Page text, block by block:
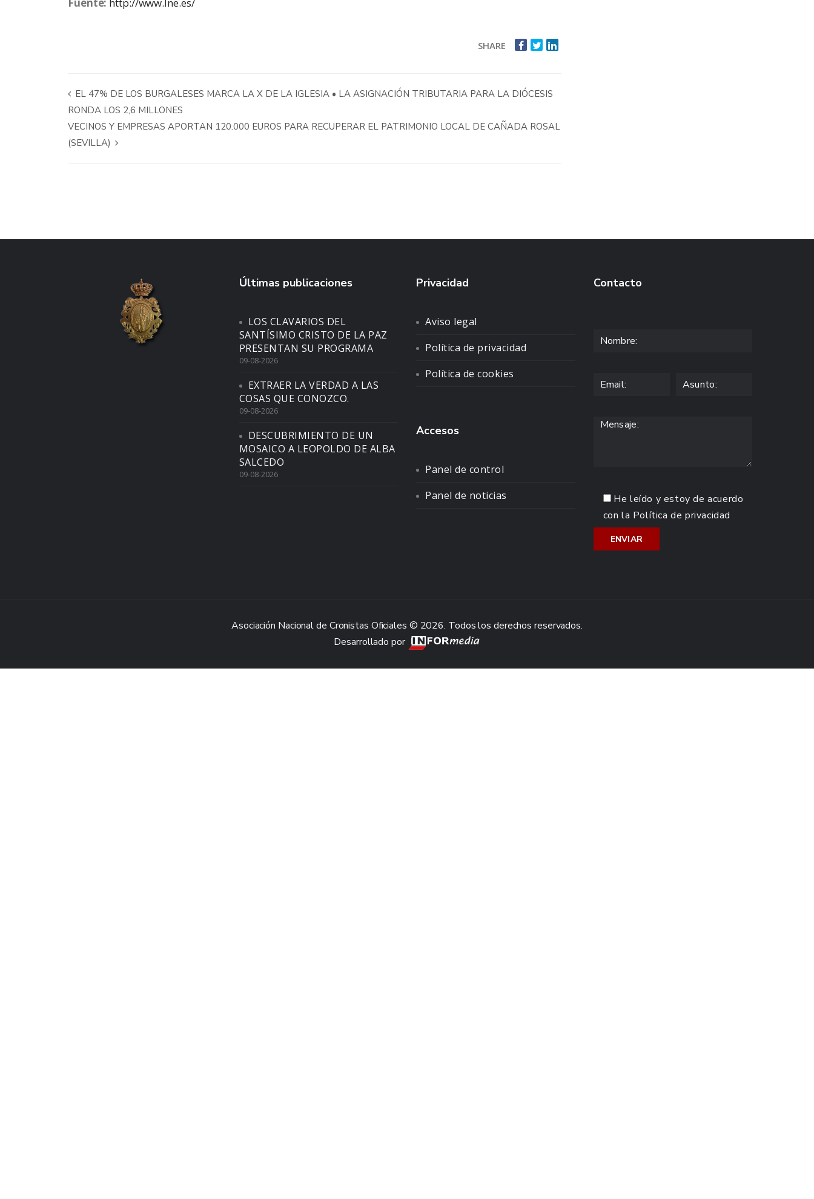
SHARE
EL 47% DE LOS BURGALESES MARCA LA X DE LA IGLESIA • LA ASIGNACIÓN TRIBUTARIA PARA LA DIÓCESIS
RONDA LOS 2,6 MILLONES
VECINOS Y EMPRESAS APORTAN 120.000 EUROS PARA RECUPERAR EL PATRIMONIO LOCAL DE CAÑADA ROSAL
(SEVILLA)
Últimas publicaciones
LOS CLAVARIOS DEL
SANTÍSIMO CRISTO DE LA PAZ
PRESENTAN SU PROGRAMA
09-08-2026
EXTRAER LA VERDAD A LAS
COSAS QUE CONOZCO.
09-08-2026
DESCUBRIMIENTO DE UN
MOSAICO A LEOPOLDO DE ALBA
SALCEDO
09-08-2026
Privacidad
Aviso legal
Política de privacidad
Política de cookies
Accesos
Panel de control
Panel de noticias
Contacto
He leído y estoy de acuerdo
con la Política de privacidad
Asociación Nacional de Cronistas Oficiales © 2026. Todos los derechos reservados.
Desarrollado por